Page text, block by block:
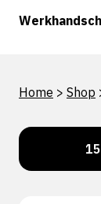
Home > Shop
Voor 15:00